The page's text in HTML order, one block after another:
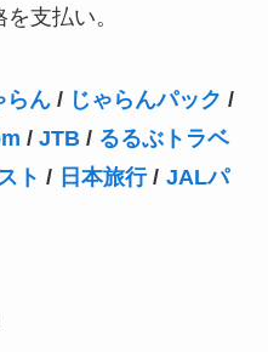
支払い。
らん/ じゃらんパック /
/ JTB/ るるぶトラベ
ト / 日本旅行/ JALパ